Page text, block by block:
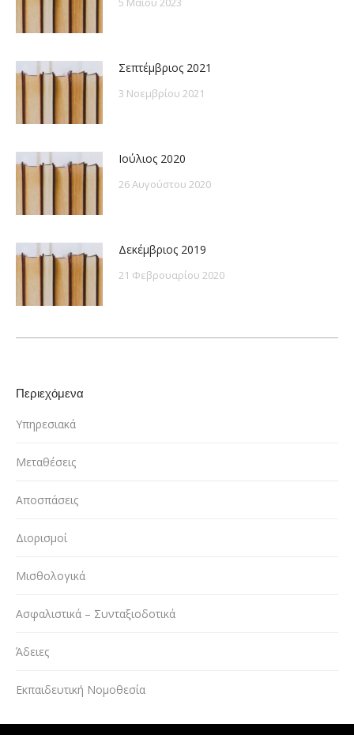
Σεπτέμβριος 2021
3 Νοεμβρίου 2021
Ιούλιος 2020
26 Αυγούστου 2020
Δεκέμβριος 2019
21 Φεβρουαρίου 2020
Περιεχόμενα
Υπηρεσιακά
Μεταθέσεις
Αποσπάσεις
Διορισμοί
Μισθολογικά
Ασφαλιστικά – Συνταξιοδοτικά
Άδειες
Εκπαιδευτική Νομοθεσία